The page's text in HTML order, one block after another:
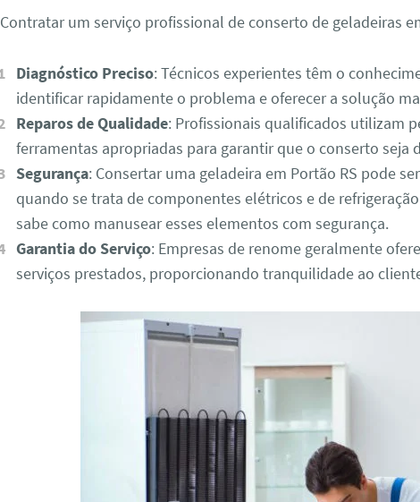
Contratar um serviço profissional de conserto de geladeiras
Diagnóstico Preciso: Técnicos experientes têm o
identificar rapidamente o problema e oferecer a solução
Reparos de Qualidade: Profissionais qualificados utilizam
ferramentas apropriadas para garantir que o conserto seja
Segurança: Consertar uma geladeira em Portão RS pode
quando se trata de componentes elétricos e de
sabe como manusear esses elementos com segurança.
Garantia do Serviço: Empresas de renome geralmente
serviços prestados, proporcionando tranquilidade ao